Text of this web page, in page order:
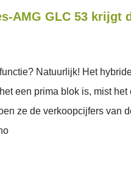
AMG GLC 53 krijgt
Natuurlijk! Het
een prima blok is, mist
ze de verkoopcijfers van